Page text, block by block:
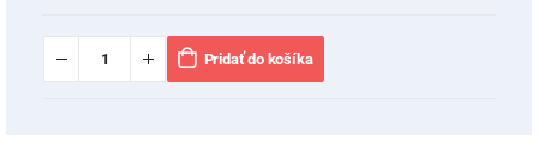
Pridať do košíka